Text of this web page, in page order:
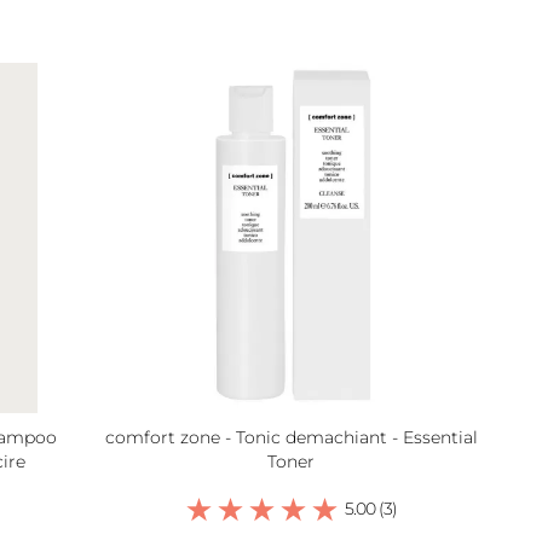
comfort zone - Tonic demachiant - Essential
Toner
5.00 (3)